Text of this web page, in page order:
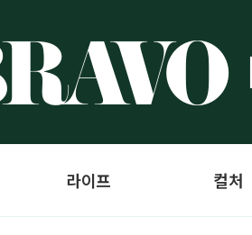
라이프 컬처